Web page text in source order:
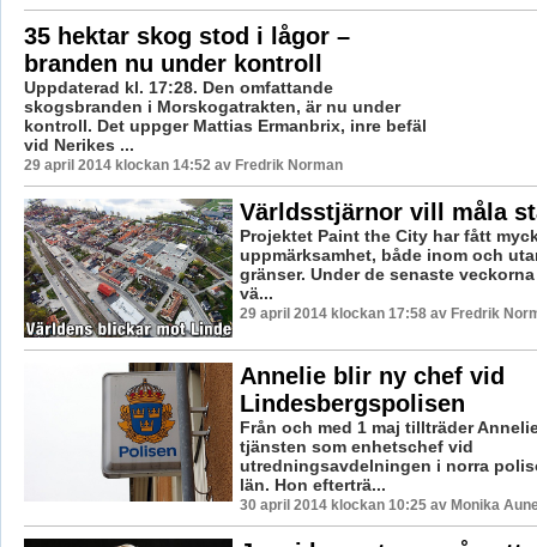
35 hektar skog stod i lågor –
branden nu under kontroll
Uppdaterad kl. 17:28. Den omfattande
skogsbranden i Morskogatrakten, är nu under
kontroll. Det uppger Mattias Ermanbrix, inre befäl
vid Nerikes ...
29 april 2014 klockan 14:52 av Fredrik Norman
Världsstjärnor vill måla
Projektet Paint the City har fått
uppmärksamhet, både inom och
gränser. Under de senaste
vä...
29 april 2014 klockan 17:58 av Fredrik
Annelie blir ny chef vid
Lindesbergspolisen
Från och med 1 maj tillträder
tjänsten som enhetschef vid
utredningsavdelningen i norra
län. Hon efterträ...
30 april 2014 klockan 10:25 av Monika